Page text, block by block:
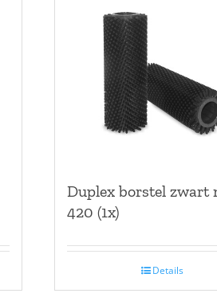
Duplex borstel zwart
420 (1x)
Details